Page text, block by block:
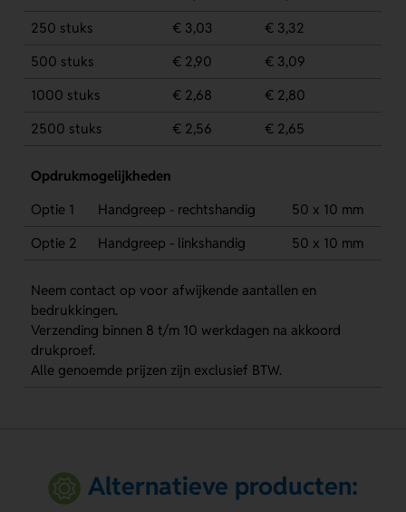
250 stuks
€ 3,03
€ 3,32
500 stuks
€ 2,90
€ 3,09
1000 stuks
€ 2,68
€ 2,80
2500 stuks
€ 2,56 € 2,65
Opdrukmogelijkheden
Optie 1
Handgreep - rechtshandig
50 x 10 mm
Optie 2
Handgreep - linkshandig 50 x 10 mm
Neem contact op voor afwijkende aantallen en
bedrukkingen.
Verzending binnen 8 t/m 10 werkdagen na akkoord
drukproef.
Alle genoemde prijzen zijn exclusief BTW.
Alternatieve producten: